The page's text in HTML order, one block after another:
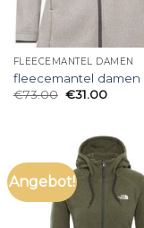
FLEECEMANTEL DAMEN
fleecemantel damen
€73.00 €31.00
Angebot!